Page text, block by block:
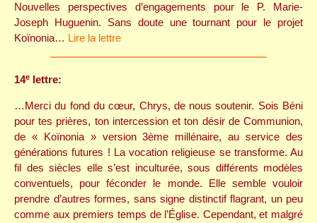
Nouvelles perspectives d’engagements pour le P. Marie-
Joseph Huguenin. Sans doute une tournant pour le projet
Koïnonia… Lire la lettre
14e lettre:
…Merci du fond du cœur, Chrys, de nous soutenir. Sois Béni
pour tes prières, ton intercession et ton désir de Communion,
de « Koïnonia » version 3ème millénaire, au service des
générations futures ! La vocation religieuse se transforme. Au
fil des siècles elle s’est inculturée, sous différents modèles
conventuels, pour féconder le monde. Elle semble vouloir
prendre d’autres formes, sans signe distinctif flagrant, un peu
comme aux premiers temps de l’Église. Cependant, et malgré